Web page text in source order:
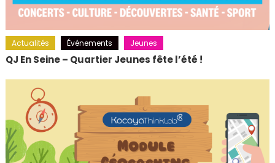
Actualités Événements Jeunes
QJ En Seine – Quartier Jeunes fête l’été !